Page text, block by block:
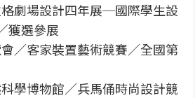
劇場設計四年展─國際學生設
獲選參展
／客家裝置藝術競賽／全國第
學博物館／兵馬俑時尚設計競